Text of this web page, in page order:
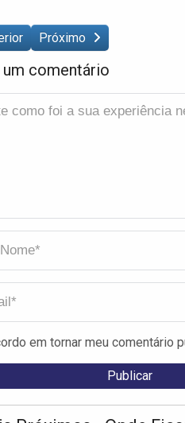
Próximo
um comentário
em tornar meu comentário